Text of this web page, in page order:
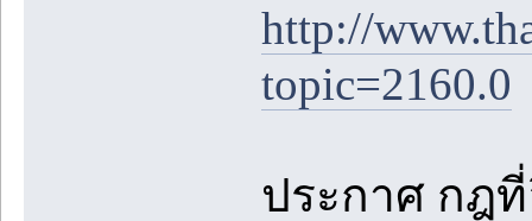
http://
topic=2160.0
ประกาศ กฎ